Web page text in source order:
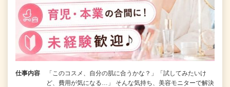
仕事内容
「このコスメ、自分の肌に合うかな？」「試してみたいけ
ど、費用が気になる…」 そんな気持ち、美容モニターで解決